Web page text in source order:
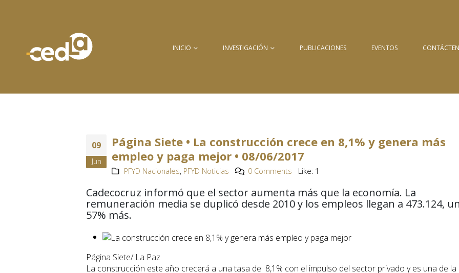
INICIO INVESTIGACIÓN PUBLICACIONES EVENTOS
09
Jun
Página Siete • La construcción crece en 8,1% y genera más
empleo y paga mejor • 08/06/2017
PFYD Nacionales, PFYD Noticias 0 Comments Like: 1
Cadecocruz informó que el sector aumenta más que la economía. La
remuneración media se duplicó desde 2010 y los empleos llegan a 473.124, un
57% más.
Página Siete/ La Paz
La construcción este año crecerá a una tasa de 8,1% con el impulso del sector privado y es una de la